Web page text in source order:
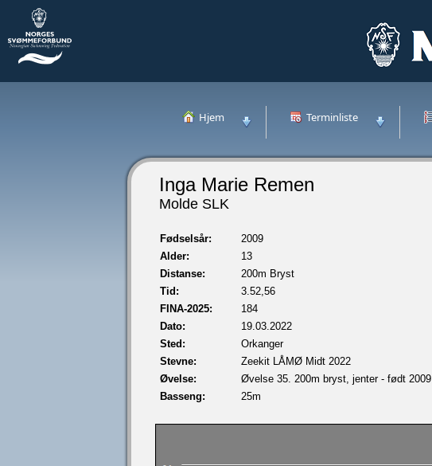
Hjem Terminliste
Inga Marie Remen
Molde SLK
Fødselsår:
2009
Alder:
13
Distanse:
200m Bryst
Tid:
3.52,56
FINA-2025:
184
Dato:
19.03.2022
Sted:
Orkanger
Stevne:
Zeekit LÅMØ Midt 2022
Øvelse:
Øvelse 35. 200m bryst, jenter - født 2009
Basseng:
25m